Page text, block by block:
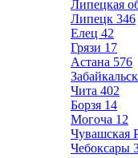
Липецкая
Липецк 346
Елец 42
Грязи 17
Астана 576
Чита 402
Борзя 14
Могоча 12
Чувашская
Чебоксары